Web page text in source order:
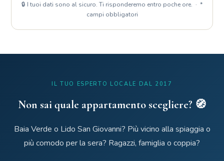
🔒 I tuoi dati sono al sicuro. Ti risponderemo entro poche ore. · *
campi obbligatori
IL TUO ESPERTO LOCALE DAL 2017
Non sai quale appartamento scegliere? 🧭
Baia Verde o Lido San Giovanni? Più vicino alla spiaggia o
più comodo per la sera? Ragazzi, famiglia o coppia?